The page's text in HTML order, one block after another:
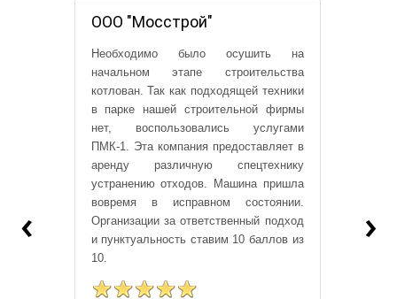
ООО "Мосстрой"
Необходимо было осушить на
начальном этапе строительства
котлован. Так как подходящей техники
в парке нашей строительной фирмы
нет, воспользовались услугами
ПМК-1. Эта компания предоставляет в
аренду различную спецтехнику
устранению отходов. Машина пришла
вовремя в исправном состоянии.
Организации за ответственный подход
и пунктуальность ставим 10 баллов из
10.
‹ ›